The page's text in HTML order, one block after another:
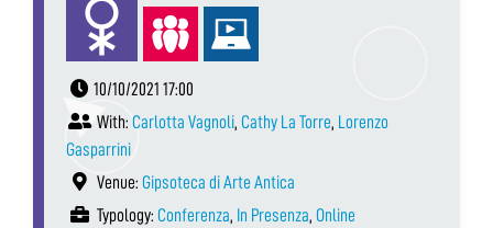
10/10/2021 17:00
With: Carlotta Vagnoli, Cathy La Torre, Lorenzo
Gasparrini
Venue: Gipsoteca di Arte Antica
Typology: Conferenza, In Presenza, Online